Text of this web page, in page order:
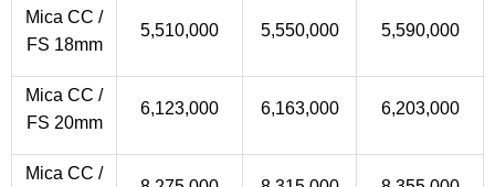
Mica CC /
FS 18mm
5,510,000 5,550,000 5,590,000
Mica CC /
FS 20mm
6,123,000 6,163,000 6,203,000
Mica CC /